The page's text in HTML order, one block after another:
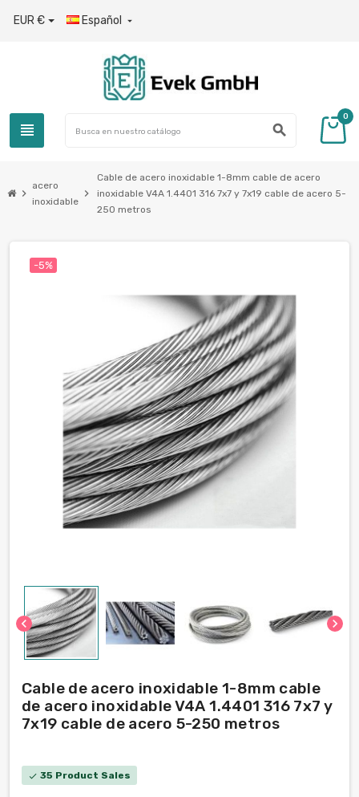
EUR € Español 
view_headline search
0
chevron_right
acero
inoxidable
chevron_right
Cable de acero inoxidable 1-8mm cable de acero
inoxidable V4A 1.4401 316 7x7 y 7x19 cable de acero 5-
250 metros
chevron_left chevron_right
-5%
Cable de acero inoxidable 1-8mm cable
de acero inoxidable V4A 1.4401 316 7x7 y
7x19 cable de acero 5-250 metros
check 35 Product Sales